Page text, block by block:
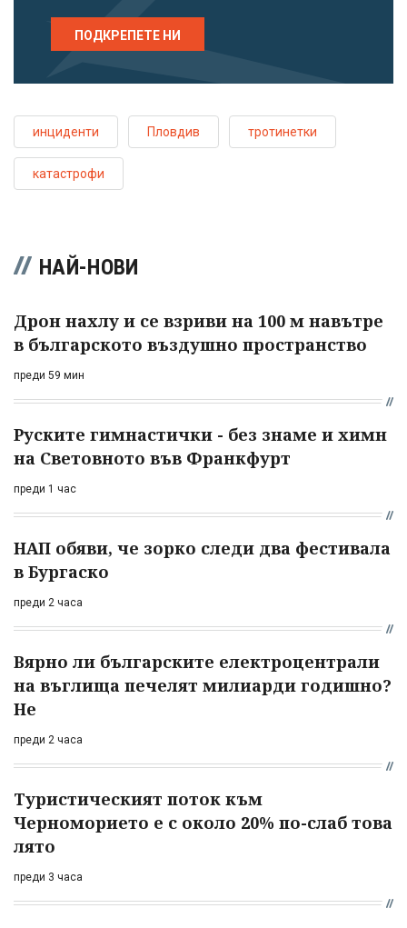
ПОДКРЕПЕТЕ НИ
инциденти Пловдив тротинетки
катастрофи
НАЙ-НОВИ
Дрон нахлу и се взриви на 100 м навътре
в българското въздушно пространство
преди 59 мин
Руските гимнастички - без знаме и химн
на Световното във Франкфурт
преди 1 час
НАП обяви, че зорко следи два фестивала
в Бургаско
преди 2 часа
Вярно ли българските електроцентрали
на въглища печелят милиарди годишно?
Не
преди 2 часа
Туристическият поток към
Черноморието е с около 20% по-слаб това
лято
преди 3 часа